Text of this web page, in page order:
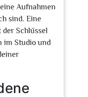
Aufnahmen
sind. Eine
Schlüssel
im Studio und